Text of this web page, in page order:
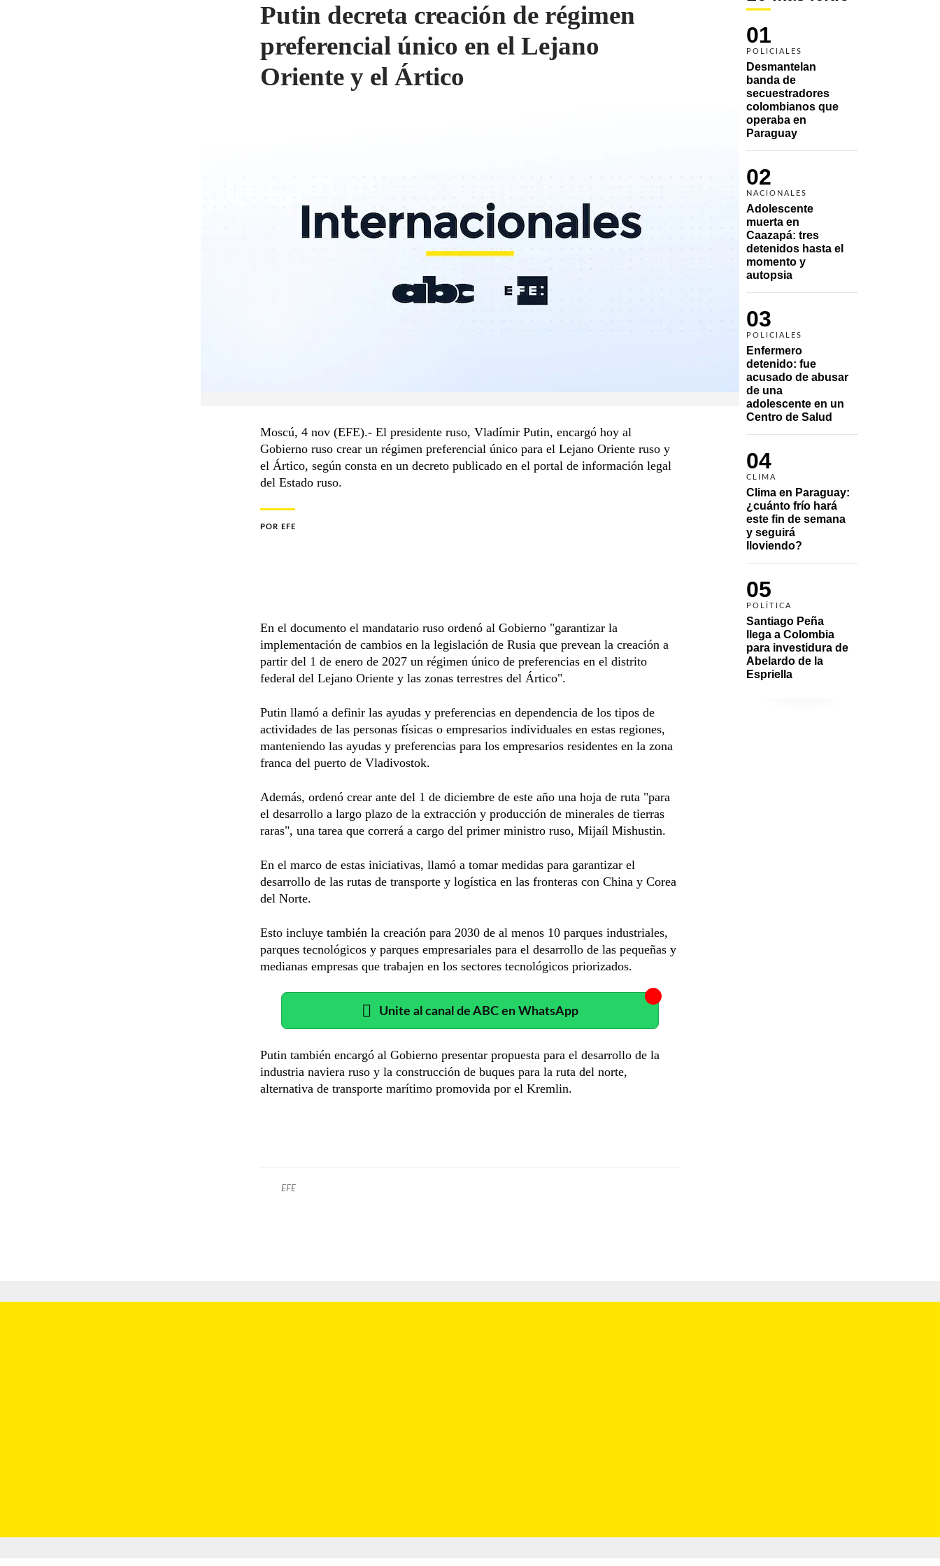
01
POLICIALES
Desmantelan
banda de
secuestradores
colombianos que
operaba en
Paraguay
02
NACIONALES
Adolescente
muerta en
Caazapá: tres
detenidos hasta el
momento y
autopsia
03
POLICIALES
Enfermero
detenido: fue
acusado de abusar
de una
adolescente en un
Centro de Salud
04
CLIMA
Clima en Paraguay:
¿cuánto frío hará
este fin de semana
y seguirá
lloviendo?
05
POLÍTICA
Santiago Peña
llega a Colombia
para investidura de
Abelardo de la
Espriella
Putin decreta creación de régimen
preferencial único en el Lejano
Oriente y el Ártico
Moscú, 4 nov (EFE).- El presidente ruso, Vladímir Putin, encargó hoy al
Gobierno ruso crear un régimen preferencial único para el Lejano Oriente ruso y
el Ártico, según consta en un decreto publicado en el portal de información legal
del Estado ruso.
POR EFE
En el documento el mandatario ruso ordenó al Gobierno "garantizar la
implementación de cambios en la legislación de Rusia que prevean la creación a
partir del 1 de enero de 2027 un régimen único de preferencias en el distrito
federal del Lejano Oriente y las zonas terrestres del Ártico".
Putin llamó a definir las ayudas y preferencias en dependencia de los tipos de
actividades de las personas físicas o empresarios individuales en estas regiones,
manteniendo las ayudas y preferencias para los empresarios residentes en la zona
franca del puerto de Vladivostok.
Además, ordenó crear ante del 1 de diciembre de este año una hoja de ruta "para
el desarrollo a largo plazo de la extracción y producción de minerales de tierras
raras", una tarea que correrá a cargo del primer ministro ruso, Mijaíl Mishustin.
En el marco de estas iniciativas, llamó a tomar medidas para garantizar el
desarrollo de las rutas de transporte y logística en las fronteras con China y Corea
del Norte.
Esto incluye también la creación para 2030 de al menos 10 parques industriales,
parques tecnológicos y parques empresariales para el desarrollo de las pequeñas y
medianas empresas que trabajen en los sectores tecnológicos priorizados.
Unite al canal de ABC en WhatsApp
Putin también encargó al Gobierno presentar propuesta para el desarrollo de la
industria naviera ruso y la construcción de buques para la ruta del norte,
alternativa de transporte marítimo promovida por el Kremlin.
EFE